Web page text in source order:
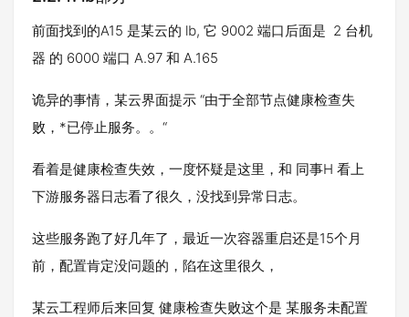
前面找到的A15 是某云的 lb, 它 9002 端口后面是 2 台机
器 的 6000 端口 A.97 和 A.165
诡异的事情，某云界面提示 “由于全部节点健康检查失
败，*已停止服务。。“
看着是健康检查失效，一度怀疑是这里，和 同事H 看上
下游服务器日志看了很久，没找到异常日志。
这些服务跑了好几年了，最近一次容器重启还是15个月
前，配置肯定没问题的，陷在这里很久，
某云工程师后来回复 健康检查失败这个是 某服务未配置